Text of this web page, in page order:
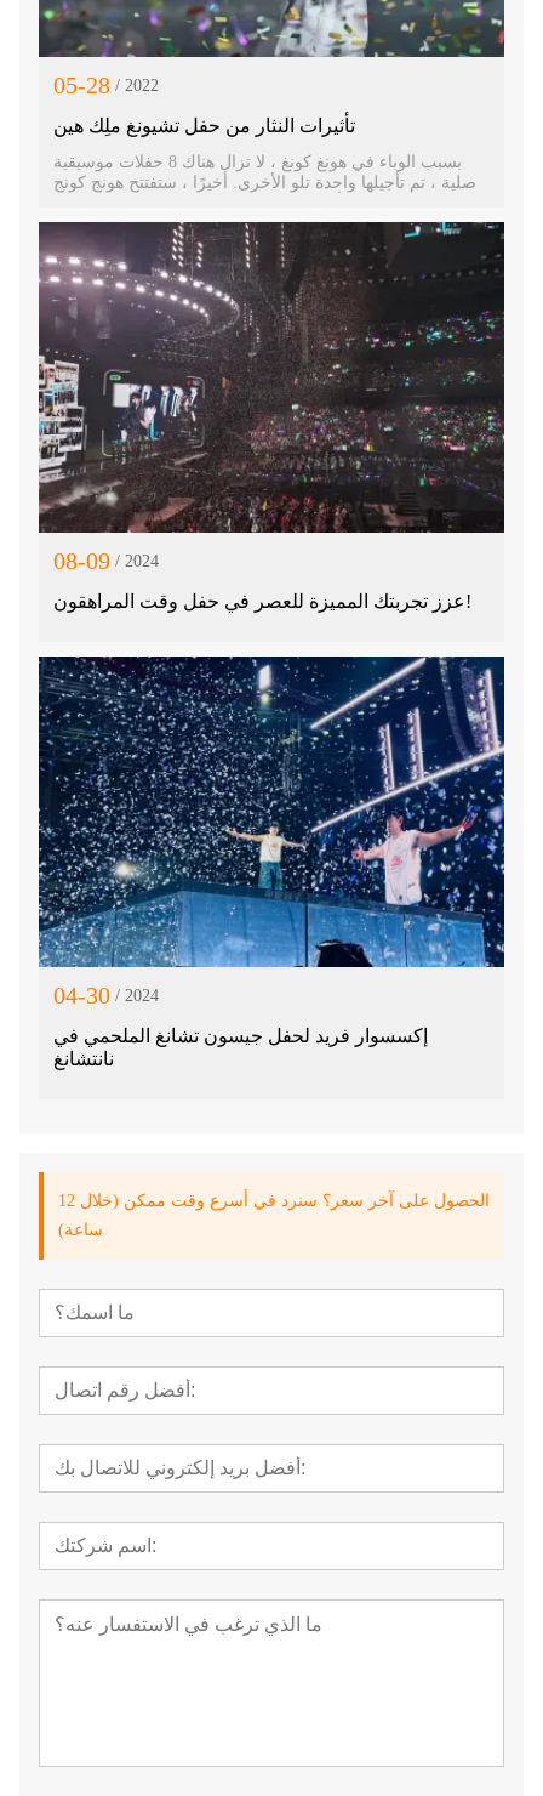
05-28 / 2022
تأثيرات النثار من حفل تشيونغ ملِك هين
بسبب الوباء في هونغ كونغ ، لا تزال هناك 8 حفلات موسيقية
أصلية ، تم تأجيلها واحدة تلو الأخرى. أخيرًا ، ستفتتح هونج كونج
هين في 10 مايو في استاد هونج كونج هونج كان.
08-09 / 2024
عزز تجربتك المميزة للعصر في حفل وقت المراهقون!
04-30 / 2024
إكسسوار فريد لحفل جيسون تشانغ الملحمي في
نانتشانغ
الحصول على آخر سعر؟ سنرد في أسرع وقت ممكن (خلال 12
ساعة)